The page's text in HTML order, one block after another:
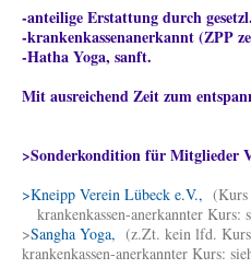
-anteilige Erstattung durch
-krankenkassenanerkannt (ZPP
-Hatha Yoga, sanft.
Mit ausreichend Zeit zum
>Sonderkondition für Mitglieder
>Kneipp Verein Lübeck e.V., (Kurs
krankenkassen-anerkannter Kurs:
>Sangha Yoga, (z.Zt. kein lfd.
krankenkassen-anerkannter Kurs: